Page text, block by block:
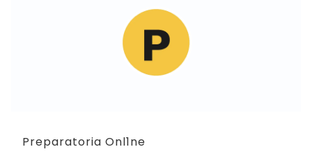
Preparatoria Onl1ne